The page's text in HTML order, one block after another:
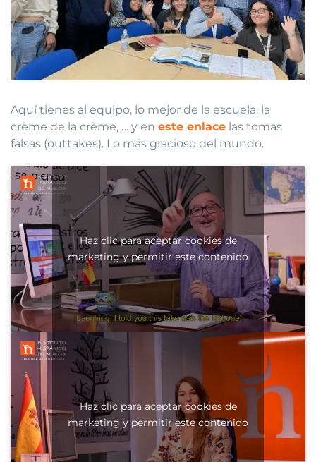
Aquí tienes al equipo, lo mejor de la escuela, la
crème de la crème, … y en este enlace las tomas
falsas (outtakes). Lo más gracioso del mundo.
Haz clic para aceptar cookies de
marketing y permitir este contenido
Haz clic para aceptar cookies de
marketing y permitir este contenido